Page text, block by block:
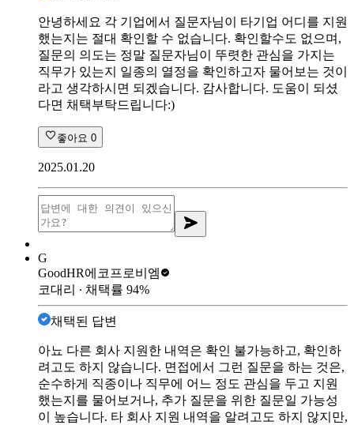
안녕하세요 각 기업에서 질문자님이 타기업 어디를 지원
했는지는 절대 확인할 수 없습니다. 확인할수도 없으며,
질문의 의도는 정말 질문자님이 뚜렷한 관심을 가지는
직무가 있는지 일종의 열정을 확인하고자 물어보는 것이
라고 생각하시면 되겠습니다. 감사합니다. 도움이 되셨
다면 채택부탁드립니다:)
좋아요 0
2025.01.20
G
GoodHR에코프로비엠
코대리 ∙ 채택률 94%
채택된 답변
아뇨 다른 회사 지원한 내역은 확인 불가능하고, 확인하
려고도 하지 않습니다. 면접에서 그런 질문을 하는 것은,
순수하게 직종이나 직무에 어느 정도 관심을 두고 지원
했는지를 물어보거나, 추가 질문을 위한 질문일 가능성
이 높습니다. 타 회사 지원 내역을 알려고도 하지 않지만,